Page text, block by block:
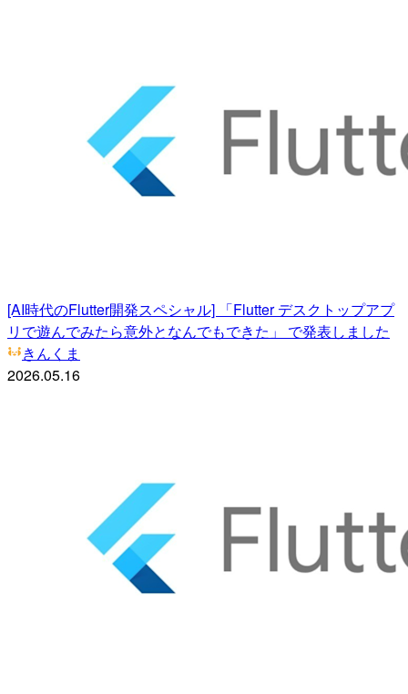
[AI時代のFlutter開発スペシャル] 「Flutter デスクトップアプ
リで遊んでみたら意外となんでもできた」 で発表しました
きんくま
2026.05.16